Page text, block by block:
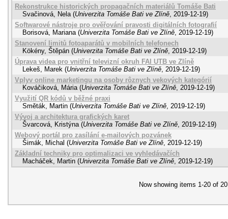
Rekonstrukce historických propagačních materiálů Tomáše Bati
Svačinová, Nela (Univerzita Tomáše Bati ve Zlíně, 2019-12-19)
Softwarové nástroje pro ověřování pravosti digitálních fotografií
Borisová, Mariana (Univerzita Tomáše Bati ve Zlíně, 2019-12-19)
Stanovení limitů fotoaparátů v mobilních telefonech
Kökény, Štěpán (Univerzita Tomáše Bati ve Zlíně, 2019-12-19)
Úprava videa pro vnitřní televizní okruh FAI UTB ve Zlíně
Lekeš, Marek (Univerzita Tomáše Bati ve Zlíně, 2019-12-19)
Vplyv online marketingu na osoby rôznych vekových kategórií
Kováčiková, Mária (Univerzita Tomáše Bati ve Zlíně, 2019-12-19)
Využití QR kódů v běžné praxi
Směták, Martin (Univerzita Tomáše Bati ve Zlíně, 2019-12-19)
Vývoj a architektura grafických karet
Švarcová, Kristýna (Univerzita Tomáše Bati ve Zlíně, 2019-12-19)
Webový portál pro zasílání e-mailových pozvánek
Šimák, Michal (Univerzita Tomáše Bati ve Zlíně, 2019-12-19)
Základní techniky pro optimalizaci ve vyhledávačích
Macháček, Martin (Univerzita Tomáše Bati ve Zlíně, 2019-12-19)
Now showing items 1-20 of 20